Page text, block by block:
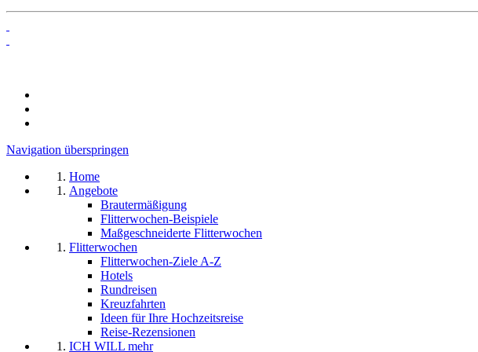
Navigation überspringen
Home
Angebote
Brautermäßigung
Flitterwochen-Beispiele
Maßgeschneiderte Flitterwochen
Flitterwochen
Flitterwochen-Ziele A-Z
Hotels
Rundreisen
Kreuzfahrten
Ideen für Ihre Hochzeitsreise
Reise-Rezensionen
ICH WILL mehr